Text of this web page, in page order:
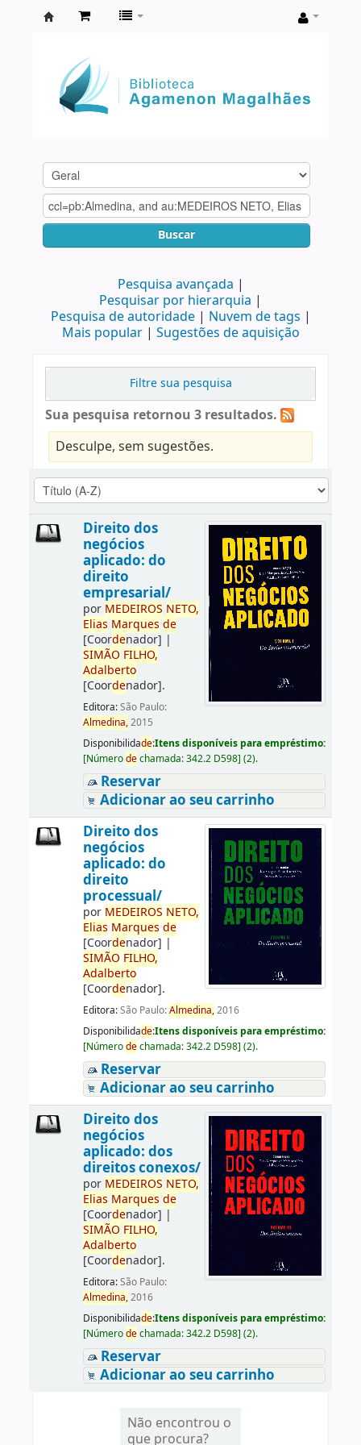
Agamenon
Magalhães
Buscar
Pesquisa avançada
Pesquisar por hierarquia
Pesquisa de autoridade
Nuvem de tags
Mais popular
Sugestões de aquisição
Filtre sua pesquisa
Sua pesquisa retornou 3 resultados.
Desculpe, sem sugestões.
Direito dos
negócios
aplicado: do
direito
empresarial/
por MEDEIROS NETO,
Elias Marques de
[Coordenador] |
SIMÃO FILHO,
Adalberto
[Coordenador].
Editora:São Paulo:
Almedina,2015
Disponibilidade:Itens disponíveis para empréstimo:
[Númerodechamada:342.2 D598] (2).
Reservar
Adicionar ao seu carrinho
Direito dos
negócios
aplicado: do
direito
processual/
por MEDEIROS NETO,
Elias Marques de
[Coordenador] |
SIMÃO FILHO,
Adalberto
[Coordenador].
Editora:São Paulo:Almedina,2016
Disponibilidade:Itens disponíveis para empréstimo:
[Númerodechamada:342.2 D598] (2).
Reservar
Adicionar ao seu carrinho
Direito dos
negócios
aplicado: dos
direitos conexos/
por MEDEIROS NETO,
Elias Marques de
[Coordenador] |
SIMÃO FILHO,
Adalberto
[Coordenador].
Editora:São Paulo:
Almedina,2016
Disponibilidade:Itens disponíveis para empréstimo:
[Númerodechamada:342.2 D598] (2).
Reservar
Adicionar ao seu carrinho
Não encontrou o
que procura?